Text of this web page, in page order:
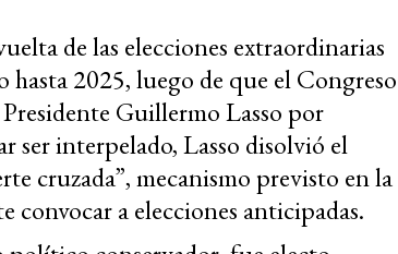
de las elecciones extraordinarias
hasta 2025, luego de que el Congreso
Guillermo Lasso por
ser interpelado, Lasso disolvió el
cruzada”, mecanismo previsto en la
a elecciones anticipadas.